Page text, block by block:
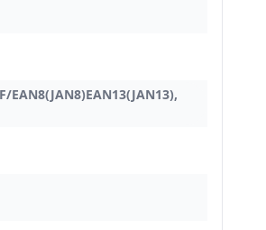
EAN8(JAN8)EAN13(JAN13),